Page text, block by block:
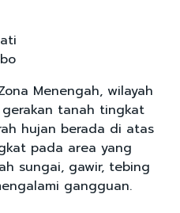
Menengah, wilayah
tanah tingkat
hujan berada di atas
pada area yang
sungai, gawir, tebing
gangguan.